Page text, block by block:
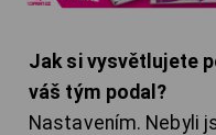
Jak si vysvětlujete
váš tým podal?
Nastavením. Nebyli